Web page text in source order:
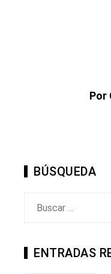
Por
BÚSQUEDA
ENTRADAS